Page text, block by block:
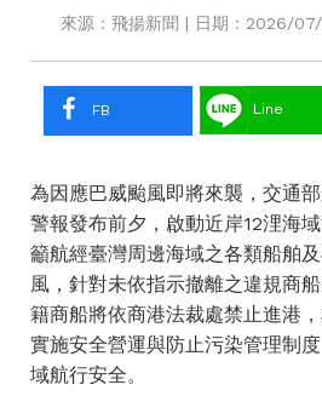
來源：飛揚新聞 | 日期：2026/
FB Line
為因應巴威颱風即將來襲，交通
警報發布前夕，啟動近岸12浬海
籲航經臺灣周邊海域之各類船舶
風，針對未依指示撤離之違規商
籍商船將依商港法裁處禁止進港
實施安全營運與防止污染管理制
域航行安全。